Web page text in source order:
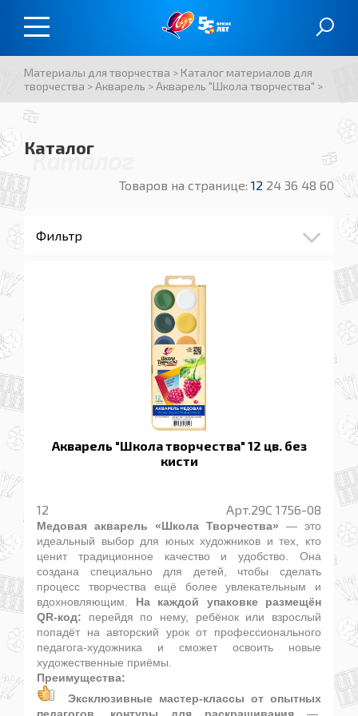
Материалы для творчества > Каталог материалов для
творчества > Акварель > Акварель "Школа творчества" >
Каталог
Каталог
Товаров на странице: 12 24 36 48 60
Фильтр
Акварель "Школа творчества" 12 цв. без
кисти
12 Арт.29C 1756-08
Медовая акварель «Школа Творчества» — это
идеальный выбор для юных художников и тех, кто
ценит традиционное качество и удобство. Она
создана специально для детей, чтобы сделать
процесс творчества ещё более увлекательным и
вдохновляющим. На каждой упаковке размещён
QR-код: перейдя по нему, ребёнок или взрослый
попадёт на авторский урок от профессионального
педагога-художника и сможет освоить новые
художественные приёмы.
Преимущества:
Эксклюзивные мастер-классы от опытных